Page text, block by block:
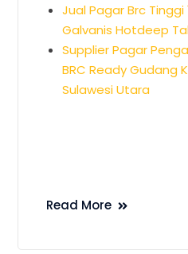
Jual Pagar Brc
Galvanis Hotdeep
Supplier Pagar
BRC Ready Gudang
Sulawesi Utara
Read More